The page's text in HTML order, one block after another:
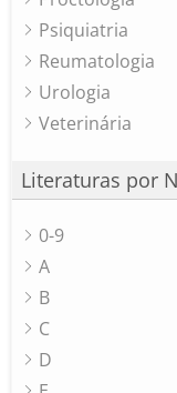
Psiquiatria
Reumatologia
Urologia
Veterinária
Literaturas por
0-9
A
B
C
D